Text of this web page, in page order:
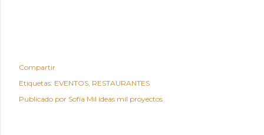
Compartir
Etiquetas: EVENTOS RESTAURANTES
Publicado por Sofía Mil ideas mil proyectos